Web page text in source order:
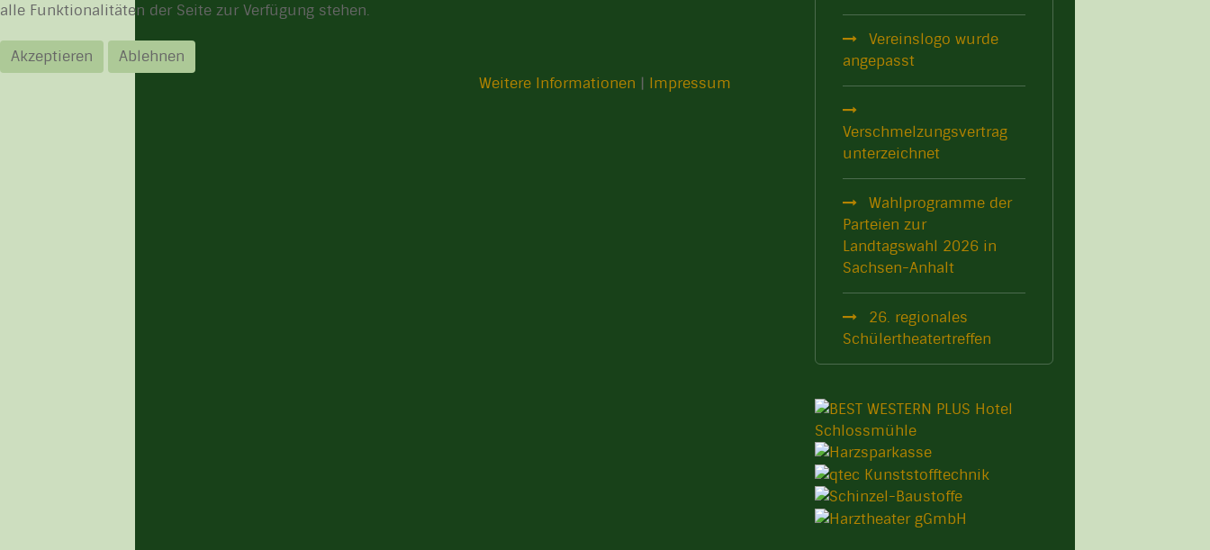
Vereinslogo wurde
angepasst
Verschmelzungsvertrag
unterzeichnet
Wahlprogramme der
Parteien zur
Landtagswahl 2026 in
Sachsen-Anhalt
26. regionales
Schülertheatertreffen
alle Funktionalitäten der Seite zur Verfügung stehen.
Akzeptieren
Ablehnen
Weitere Informationen | Impressum